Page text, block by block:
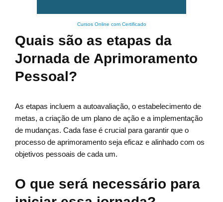
Cursos Online com Certificado
Quais são as etapas da
Jornada de Aprimoramento
Pessoal?
As etapas incluem a autoavaliação, o estabelecimento de
metas, a criação de um plano de ação e a implementação
de mudanças. Cada fase é crucial para garantir que o
processo de aprimoramento seja eficaz e alinhado com os
objetivos pessoais de cada um.
O que será necessário para